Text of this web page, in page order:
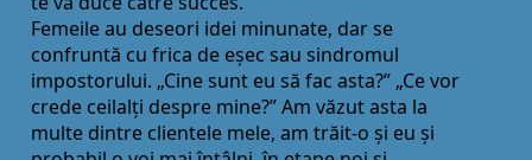
Femeile au deseori idei minunate, dar se
confruntă cu frica de eșec sau sindromul
impostorului. „Cine sunt eu să fac asta?” „Ce vor
crede ceilalţi despre mine?” Am văzut asta la
multe dintre clientele mele, am trăit-o și eu și